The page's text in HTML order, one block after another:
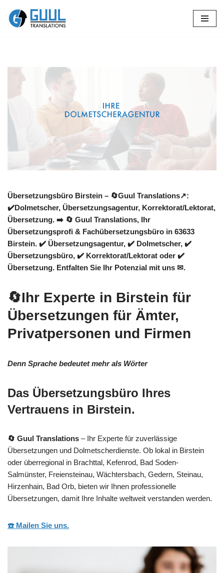
Zum
Übersetzungsbüro Birstein – 🔄Guul Translations↗️:
✔️Dolmetscher, Übersetzungsagentur, Korrektorat/Lektorat,
Übersetzung. ➡️ 🔄 Guul Translations, Ihr
Übersetzungsprofi & Fachübersetzungsbüro in 63633
Birstein. ✔️ Übersetzungsagentur, ✔️ Dolmetscher, ✔️
Übersetzungsbüro, ✔️ Korrektorat/Lektorat oder ✔️
Übersetzung. Entfalten Sie Ihr Potenzial mit uns ✉.
🔄Ihr Experte in Birstein für
Übersetzungen für Ämter,
Privatpersonen und Firmen
Denn Sprache bedeutet mehr als Wörter
Das Übersetzungsbüro Ihres
Vertrauens in Birstein.
🔄 Guul Translations – Ihr Experte für zuverlässige
Übersetzungen und Dolmetscherdienste. Ob lokal in Birstein
oder überregional in Brachttal, Kefenrod, Bad Soden-
Salmünster, Freiensteinau, Wächtersbach, Gedern, Steinau,
Hirzenhain, Bad Orb, bieten wir Ihnen professionelle
Übersetzungen, damit Ihre Inhalte weltweit verstanden werden.
☎️ Mailen Sie uns.